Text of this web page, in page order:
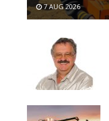
7 AUG 2026